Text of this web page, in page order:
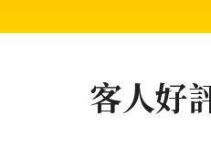
客人好